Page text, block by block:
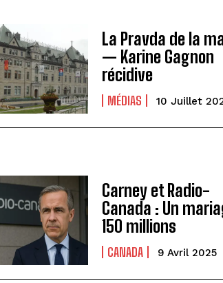
La Pravda de la
— Karine Gagnon
récidive
MÉDIAS 10 Juillet
Carney et Radio-
Canada : Un
150 millions
CANADA 9 Avril 2025